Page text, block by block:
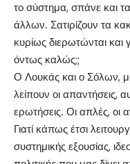
το σύστημα, σπάνε και
άλλων. Σατιρίζουν τα
κυρίως διερωτώνται και
όντως καλώς;;
Ο Λουκάς και ο Σόλων,
λείπουν οι απαντήσεις,
ερωτήσεις. Οι απλές, οι
Γιατί κάπως έτσι
συστημικής εξουσίας,